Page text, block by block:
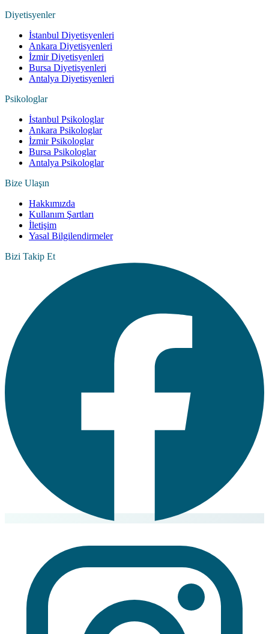
Diyetisyenler
İstanbul Diyetisyenleri
Ankara Diyetisyenleri
İzmir Diyetisyenleri
Bursa Diyetisyenleri
Antalya Diyetisyenleri
Psikologlar
İstanbul Psikologlar
Ankara Psikologlar
İzmir Psikologlar
Bursa Psikologlar
Antalya Psikologlar
Bize Ulaşın
Hakkımızda
Kullanım Şartları
İletişim
Yasal Bilgilendirmeler
Bizi Takip Et